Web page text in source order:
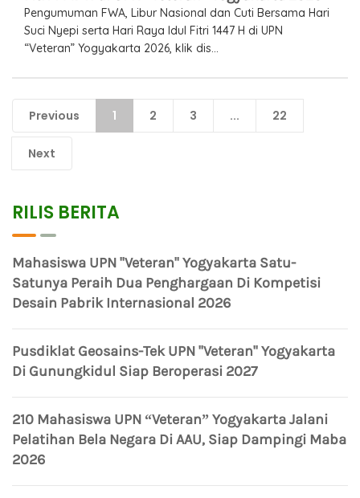
Pengumuman FWA, Libur Nasional dan Cuti Bersama Hari
Suci Nyepi serta Hari Raya Idul Fitri 1447 H di UPN
“Veteran” Yogyakarta 2026, klik dis...
Previous 1 2 3 ... 22
Next
RILIS BERITA
Mahasiswa UPN "Veteran" Yogyakarta Satu-
Satunya Peraih Dua Penghargaan Di Kompetisi
Desain Pabrik Internasional 2026
Pusdiklat Geosains-Tek UPN "Veteran" Yogyakarta
Di Gunungkidul Siap Beroperasi 2027
210 Mahasiswa UPN “Veteran” Yogyakarta Jalani
Pelatihan Bela Negara Di AAU, Siap Dampingi Maba
2026